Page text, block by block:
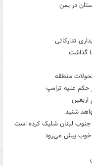
در یمن
تدارکاتی
گذاشت
منطقه
حکم علیه ترامپ
شنید
خوب پیش می‌رود